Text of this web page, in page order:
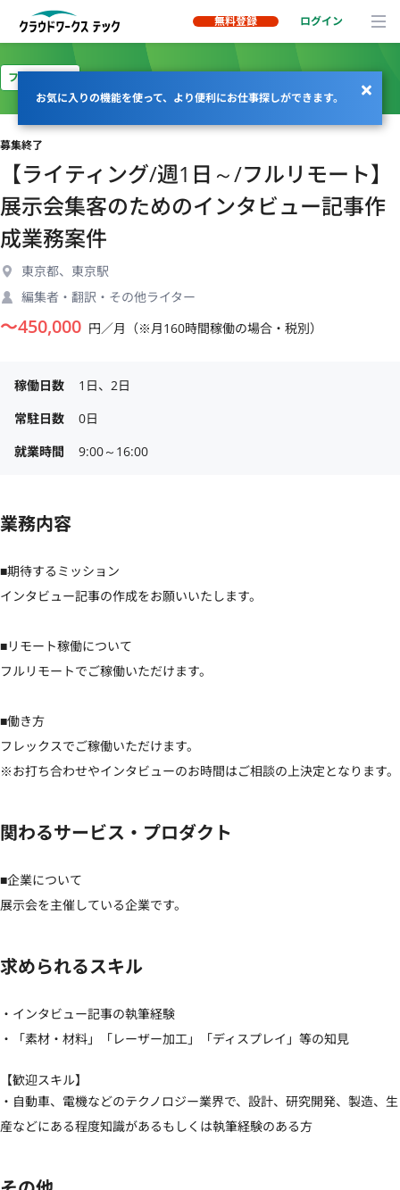
無料登録 ログイン
お気に入りの機能を使って、より便利にお仕事探しができます。
フルリモート
募集終了
【ライティング/週1日～/フルリモート】
展示会集客のためのインタビュー記事作
成業務案件
東京都、東京駅
編集者・翻訳・その他ライター
〜450,000 円／月（※月160時間稼働の場合・税別）
稼働日数
1日、2日
常駐日数
0日
就業時間
9:00～16:00
業務内容
■期待するミッション
インタビュー記事の作成をお願いいたします。
■リモート稼働について
フルリモートでご稼働いただけます。
■働き方
フレックスでご稼働いただけます。
※お打ち合わせやインタビューのお時間はご相談の上決定となります。
関わるサービス・プロダクト
■企業について
展示会を主催している企業です。
求められるスキル
・インタビュー記事の執筆経験
・「素材・材料」「レーザー加工」「ディスプレイ」等の知見
【歓迎スキル】
・自動車、電機などのテクノロジー業界で、設計、研究開発、製造、生
産などにある程度知識があるもしくは執筆経験のある方